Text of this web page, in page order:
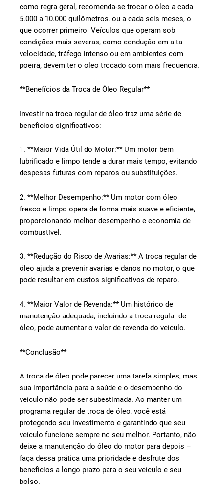
como regra geral, recomenda-se trocar o óleo a cada
5.000 a 10.000 quilômetros, ou a cada seis meses, o
que ocorrer primeiro. Veículos que operam sob
condições mais severas, como condução em alta
velocidade, tráfego intenso ou em ambientes com
poeira, devem ter o óleo trocado com mais frequência.
**Benefícios da Troca de Óleo Regular**
Investir na troca regular de óleo traz uma série de
benefícios significativos:
1. **Maior Vida Útil do Motor:** Um motor bem
lubrificado e limpo tende a durar mais tempo, evitando
despesas futuras com reparos ou substituições.
2. **Melhor Desempenho:** Um motor com óleo
fresco e limpo opera de forma mais suave e eficiente,
proporcionando melhor desempenho e economia de
combustível.
3. **Redução do Risco de Avarias:** A troca regular de
óleo ajuda a prevenir avarias e danos no motor, o que
pode resultar em custos significativos de reparo.
4. **Maior Valor de Revenda:** Um histórico de
manutenção adequada, incluindo a troca regular de
óleo, pode aumentar o valor de revenda do veículo.
**Conclusão**
A troca de óleo pode parecer uma tarefa simples, mas
sua importância para a saúde e o desempenho do
veículo não pode ser subestimada. Ao manter um
programa regular de troca de óleo, você está
protegendo seu investimento e garantindo que seu
veículo funcione sempre no seu melhor. Portanto, não
deixe a manutenção do óleo do motor para depois –
faça dessa prática uma prioridade e desfrute dos
benefícios a longo prazo para o seu veículo e seu
bolso.